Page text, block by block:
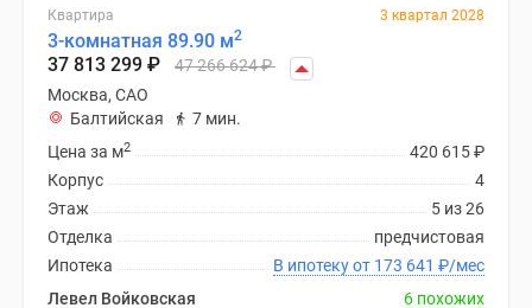
Квартира 3 квартал 2028
3-комнатная 89.90 м2
37 813 299 ₽ 47 266 624₽
Москва, САО
Балтийская
7 мин.
420 615₽
Цена за м2
4
Корпус
5 из 26
Этаж
предчистовая
Отделка
В ипотеку от 173 641 ₽/мес
Ипотека
Левел Войковская
6 похожих